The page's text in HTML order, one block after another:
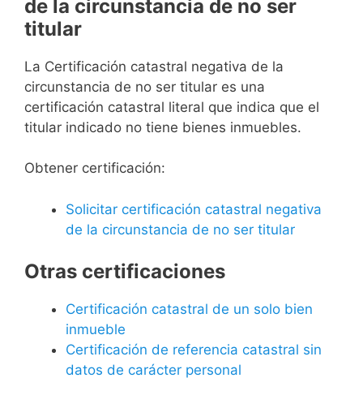
de la circunstancia de no ser
titular
La Certificación catastral negativa de la
circunstancia de no ser titular es una
certificación catastral literal que indica que el
titular indicado no tiene bienes inmuebles.
Obtener certificación:
Solicitar certificación catastral negativa
de la circunstancia de no ser titular
Otras certificaciones
Certificación catastral de un solo bien
inmueble
Certificación de referencia catastral sin
datos de carácter personal